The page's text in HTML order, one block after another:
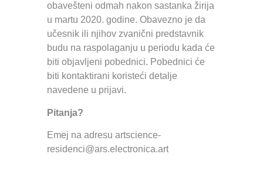
obavešteni odmah nakon sastanka žirija
u martu 2020. godine. Obavezno je da
učesnik ili njihov zvanični predstavnik
budu na raspolaganju u periodu kada će
biti objavljeni pobednici. Pobednici će
biti kontaktirani koristeći detalje
navedene u prijavi.
Pitanja?
Emej na adresu artscience-
residenci@ars.electronica.art